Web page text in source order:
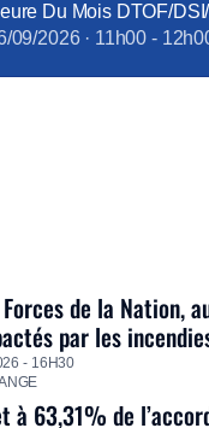
Du Mois DTOF/
09/2026· 11h00 -
de la Nation,
par les
- 16H30
à 63,31% de